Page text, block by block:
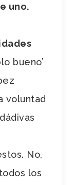
uno.
bueno’
voluntad
No,
los